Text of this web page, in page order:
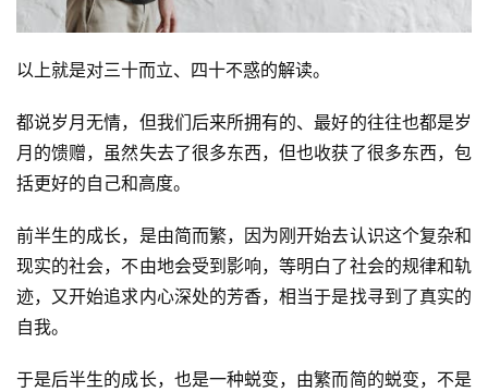
以上就是对三十而立、四十不惑的解读。
都说岁月无情，但我们后来所拥有的、最好的往往也都是岁
月的馈赠，虽然失去了很多东西，但也收获了很多东西，包
括更好的自己和高度。
前半生的成长，是由简而繁，因为刚开始去认识这个复杂和
现实的社会，不由地会受到影响，等明白了社会的规律和轨
迹，又开始追求内心深处的芳香，相当于是找寻到了真实的
自我。
于是后半生的成长，也是一种蜕变，由繁而简的蜕变，不是